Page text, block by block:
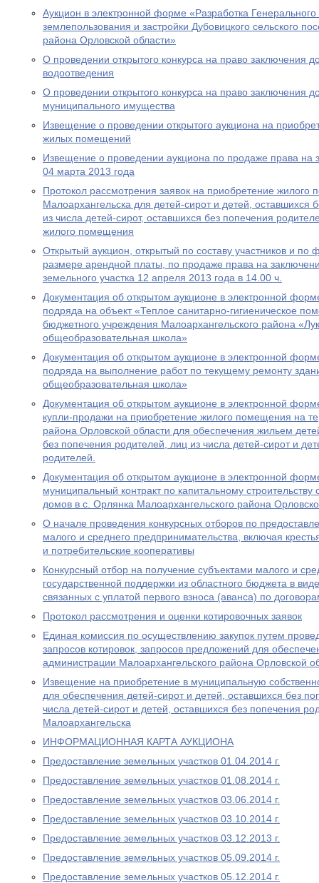
Аукцион в электронной форме «Разработка
землепользования и застройки Дубовицкого сельского
района Орловской области»
О проведении открытого конкурса на право заключения
водоотведения
О проведении открытого конкурса на право заключения
муниципального имущества
Извещение о проведении открытого аукциона на
жилых помещений
Извещение о проведении аукциона по продаже права на
04 марта 2013 года
Протокол рассмотрения заявок на приобретение жилого
Малоархангельска для детей-сирот и детей, оставшихся
из числа детей-сирот, оставшихся без попечения
жилого помещения
Открытый аукцион, открытый по составу участников и
размере арендной платы, по продаже права на
земельного участка 12 апреля 2013 года в 14.00 ч.
Документация об открытом аукционе в электронной
подряда на объект «Теплое санитарно-гигиеническое
бюджетного учреждения Малоархангельского района
общеобразовательная школа»
Документация об открытом аукционе в электронной
подряда на выполнение работ по текущему ремонту
общеобразовательная школа»
Документация об открытом аукционе в электронной
купли-продажи на приобретение жилого помещения на
района Орловской области для обеспечения жильем
без попечения родителей, лиц из числа детей-сирот и
родителей.
Документация об открытом аукционе в электронной
муниципальный контракт по капитальному
домов в с. Орлянка Малоархангельского района
О начале проведения конкурсных отборов по
малого и среднего предпринимательства, включая
и потребительские кооперативы
Конкурсный отбор на получение субъектами малого и
государственной поддержки из областного бюджета в
связанных с уплатой первого взноса (аванса) по
Протокол рассмотрения и оценки котировочных заявок
Единая комиссия по осуществлению закупок путем
запросов котировок, запросов предложений для
администрации Малоархангельского района Орловской
Извещение на приобретение в муниципальную
для обеспечения детей-сирот и детей, оставшихся без
числа детей-сирот и детей, оставшихся без попечения
Малоархангельска
ИНФОРМАЦИОННАЯ КАРТА АУКЦИОНА
Предоставление земельных участков 01.04.2014 г.
Предоставление земельных участков 01.08.2014 г.
Предоставление земельных участков 03.06.2014 г.
Предоставление земельных участков 03.10.2014 г.
Предоставление земельных участков 03.12.2013 г.
Предоставление земельных участков 05.09.2014 г.
Предоставление земельных участков 05.12.2014 г.